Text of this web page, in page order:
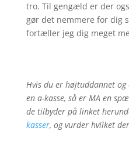
tro. Til gengæld er der
gør det nemmere for dig
fortæller jeg dig meget
Hvis du er højtuddannet
en a-kasse, så er MA en
de tilbyder på linket
kasser, og vurder hvilket